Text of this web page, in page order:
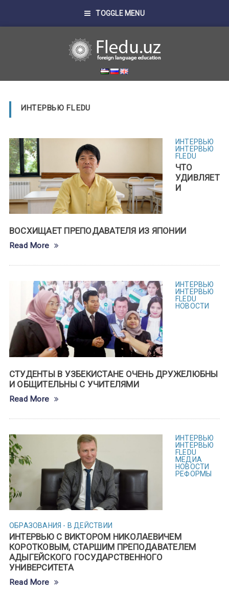
TOGGLE MENU
ИНТЕРВЬЮ FLEDU
ИНТЕРВЬЮ
ИНТЕРВЬЮ
FLEDU
ЧТО
УДИВЛЯЕТ
И
ВОСХИЩАЕТ ПРЕПОДАВАТЕЛЯ ИЗ ЯПОНИИ
Read More
ИНТЕРВЬЮ
ИНТЕРВЬЮ
FLEDU
НОВОСТИ
СТУДЕНТЫ В УЗБЕКИСТАНЕ ОЧЕНЬ ДРУЖЕЛЮБНЫ
И ОБЩИТЕЛЬНЫ С УЧИТЕЛЯМИ
Read More
ИНТЕРВЬЮ
ИНТЕРВЬЮ
FLEDU
МЕДИА
НОВОСТИ
РЕФОРМЫ
ОБРАЗОВАНИЯ - В ДЕЙСТВИИ
ИНТЕРВЬЮ С ВИКТОРОМ НИКОЛАЕВИЧЕМ
КОРОТКОВЫМ, СТАРШИМ ПРЕПОДАВАТЕЛЕМ
АДЫГЕЙСКОГО ГОСУДАРСТВЕННОГО
УНИВЕРСИТЕТА
Read More